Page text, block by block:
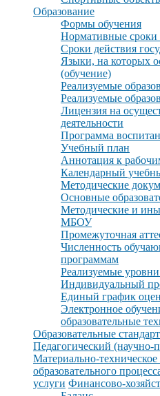
Образование
Формы обучения
Нормативные сроки
Сроки действия
Языки, на которых
(обучение)
Реализуемые
Реализуемые
Лицензия на
деятельности
Программа
Учебный план
Аннотация к
Календарный
Методические
Основные
Методические и
МБОУ
Промежуточная
Численность
программам
Реализуемые
Индивидуальный
Единый график
Электронное
образовательные
Образовательные
Педагогический (научно-
Материально-
образовательного
услуги Финансово-